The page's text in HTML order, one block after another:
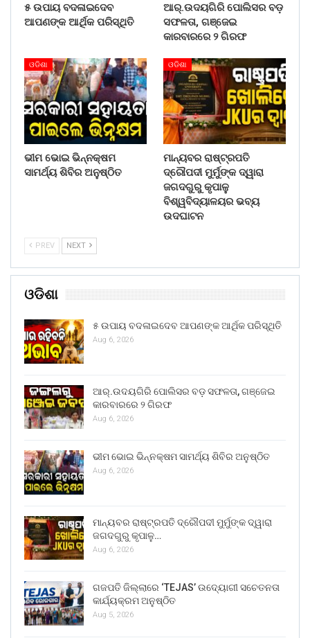
୫ ଉପାୟ ବଦଳାଇଦେବ
ଆପଣଙ୍କ ଆର୍ଥିକ ପରିସ୍ଥିତି
ଆର୍.ଉଦୟଗିରି ପୋଲିସର ବଡ଼
ସଫଳତା, ଗଞ୍ଜେଇ
କାରବାରରେ ୨ ଗିରଫ
ଓଡିଶା
ଭୀମ ଭୋଇ ଭିନ୍ନକ୍ଷମ
ସାମର୍ଥ୍ୟ ଶିବିର ଅନୁଷ୍ଠିତ
ଓଡିଶା
ମାନ୍ୟବର ରାଷ୍ଟ୍ରପତି
ଦ୍ରୌପଦୀ ମୁର୍ମୁଙ୍କ ଦ୍ୱାରା
ଜଗଦଗୁରୁ କୃପାଳୁ
ବିଶ୍ୱବିଦ୍ୟାଳୟର ଭବ୍ୟ
ଉଦଘାଟନ
PREV NEXT
ଓଡିଶା
୫ ଉପାୟ ବଦଳାଇଦେବ ଆପଣଙ୍କ ଆର୍ଥିକ ପରିସ୍ଥିତି
Aug 6, 2026
ଆର୍.ଉଦୟଗିରି ପୋଲିସର ବଡ଼ ସଫଳତା, ଗଞ୍ଜେଇ
କାରବାରରେ ୨ ଗିରଫ
Aug 6, 2026
ଭୀମ ଭୋଇ ଭିନ୍ନକ୍ଷମ ସାମର୍ଥ୍ୟ ଶିବିର ଅନୁଷ୍ଠିତ
Aug 6, 2026
ମାନ୍ୟବର ରାଷ୍ଟ୍ରପତି ଦ୍ରୌପଦୀ ମୁର୍ମୁଙ୍କ ଦ୍ୱାରା
ଜଗଦଗୁରୁ କୃପାଳୁ…
Aug 6, 2026
ଗଜପତି ଜିଲ୍ଲାରେ ‘TEJAS’ ଉଦ୍ୟୋଗୀ ସଚେତନତା
କାର୍ଯ୍ୟକ୍ରମ ଅନୁଷ୍ଠିତ
Aug 5, 2026